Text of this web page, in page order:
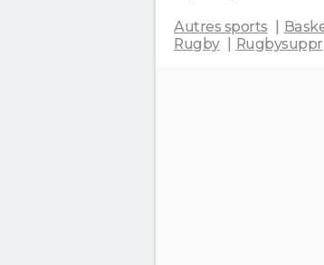
Autres sports
Rugby
Rugbysuppr